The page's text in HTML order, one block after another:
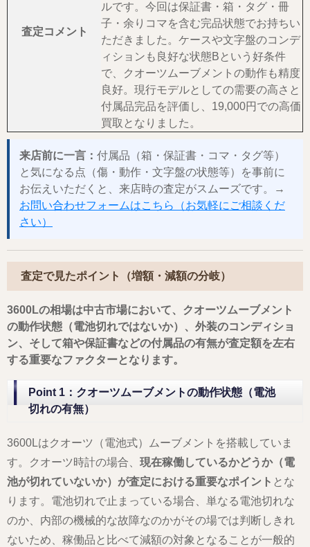
査定コメント
ルです。今回は保証書・箱・タグ・冊
子・余りコマを含む完品状態でお持ちい
ただきました。ケースや文字盤のコンデ
ィションも良好な状態Bという好条件
で、クオーツムーブメントの動作も精度
良好。現行モデルとしての需要の高さと
付属品完品を評価し、19,000円での高価
買取となりました。
来店前に一言： 付属品（箱・保証書・コマ・タグ等）
と気になる点（傷・動作・文字盤の状態等）を事前に
お伝えいただくと、来店時の査定がスムーズです。→
お問い合わせフォームはこちら（お気軽にご相談くだ
さい）
査定で見たポイント（増額・減額の分岐）
3600Lの相場は中古市場において、クオーツムーブメント
の動作状態（電池切れではないか）、外装のコンディショ
ン、そして箱や保証書などの付属品の有無が査定額を左右
する重要なファクターとなります。
Point 1：クオーツムーブメントの動作状態（電池
切れの有無）
3600Lはクオーツ（電池式）ムーブメントを搭載していま
す。クオーツ時計の場合、 現在稼働しているかどうか（電
池が切れていないか）が査定における重要なポイント とな
ります。電池切れで止まっている場合、単なる電池切れな
のか、内部の機械的な故障なのかがその場では判断しきれ
ないため、稼働品と比べて減額の対象となることが一般的